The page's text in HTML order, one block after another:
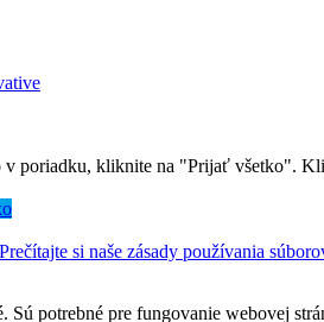
v poriadku, kliknite na "Prijať všetko".
Prečítajte si naše zásady používania
potrebné pre fungovanie webovej